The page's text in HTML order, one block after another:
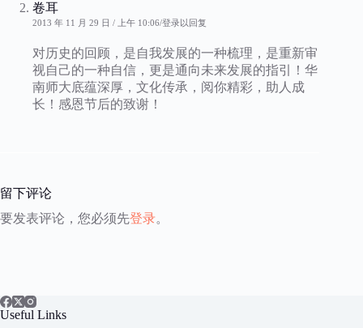
卷耳
2013 年 11 月 29 日 / 上午 10:06 登录以回复
对历史的回顾，是自我发展的一种梳理，是重新审
视自己的一种自信，更是通向未来发展的指引！华
南师大底蕴深厚，文化传承，阅你精彩，助人成
长！感恩节后的致谢！
留下评论
要发表评论，您必须先登录。
Useful Links